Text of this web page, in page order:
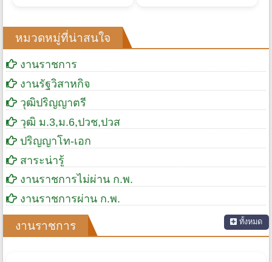
หมวดหมู่ที่น่าสนใจ
งานราชการ
งานรัฐวิสาหกิจ
วุฒิปริญญาตรี
วุฒิ ม.3,ม.6,ปวช,ปวส
ปริญญาโท-เอก
สาระน่ารู้
งานราชการไม่ผ่าน ก.พ.
งานราชการผ่าน ก.พ.
งานราชการ ทั้งหมด